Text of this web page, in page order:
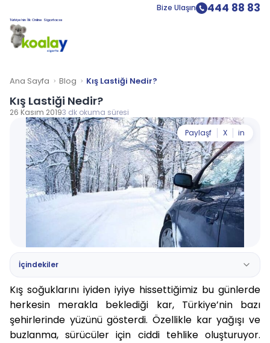
Bize Ulaşın 444 88 83
Türkiye’nin İlk Online Sigortacısı
Ana Sayfa Blog Kış Lastiği Nedir?
Kış Lastiği Nedir?
26 Kasım 20193 dk okuma süresi
Paylaşf X in
İçindekiler
Kış soğuklarını iyiden iyiye hissettiğimiz bu günlerde
herkesin merakla beklediği kar, Türkiye’nin bazı
şehirlerinde yüzünü gösterdi. Özellikle kar yağışı ve
buzlanma, sürücüler için ciddi tehlike oluşturuyor.